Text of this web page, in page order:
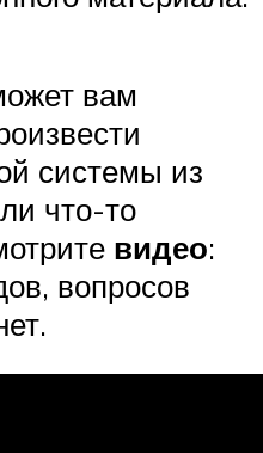
вам
системы из
что-то
видео:
вопросов